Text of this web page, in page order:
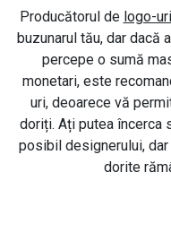
Producătorul de logo-
buzunarul tău, dar dacă
percepe o sumă
monetari, este
uri, deoarece vă
doriți. Ați putea încerca
posibil designerului,
dorite